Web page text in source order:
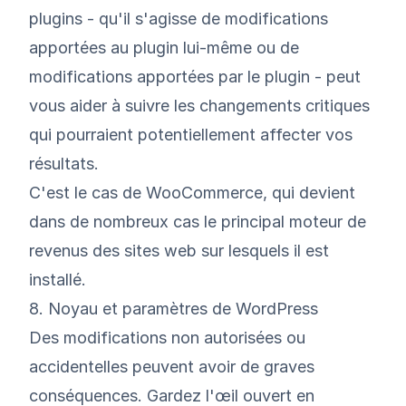
plugins - qu'il s'agisse de modifications
apportées au plugin lui-même ou de
modifications apportées par le plugin - peut
vous aider à suivre les changements critiques
qui pourraient potentiellement affecter vos
résultats.
C'est le cas de WooCommerce, qui devient
dans de nombreux cas le principal moteur de
revenus des sites web sur lesquels il est
installé.
8. Noyau et paramètres de WordPress
Des modifications non autorisées ou
accidentelles peuvent avoir de graves
conséquences. Gardez l'œil ouvert en